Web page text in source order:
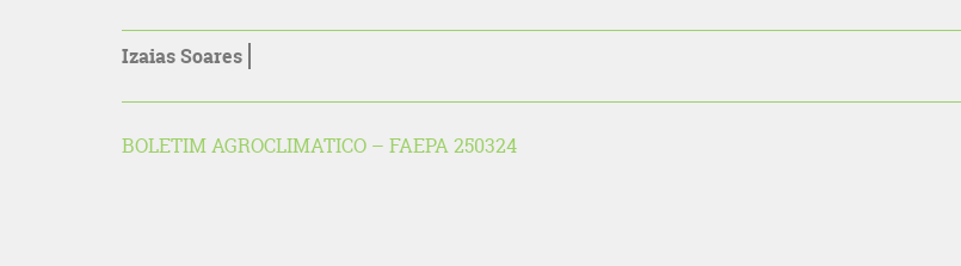
Izaias Soares
BOLETIM AGROCLIMATICO – FAEPA 250324